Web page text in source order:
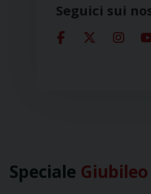
Seguici sui
Speciale Giubileo